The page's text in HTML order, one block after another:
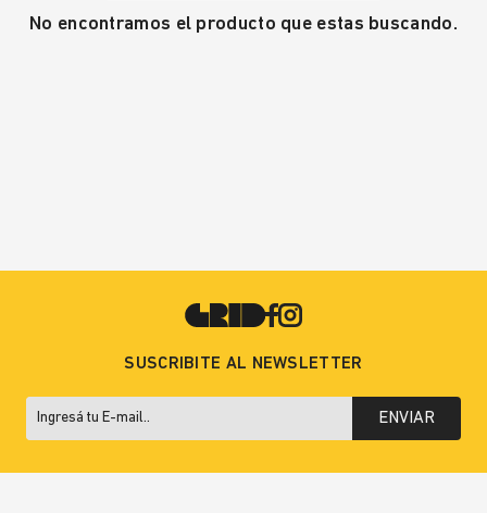
No encontramos el producto que estas buscando.
SUSCRIBITE AL NEWSLETTER
ENVIAR